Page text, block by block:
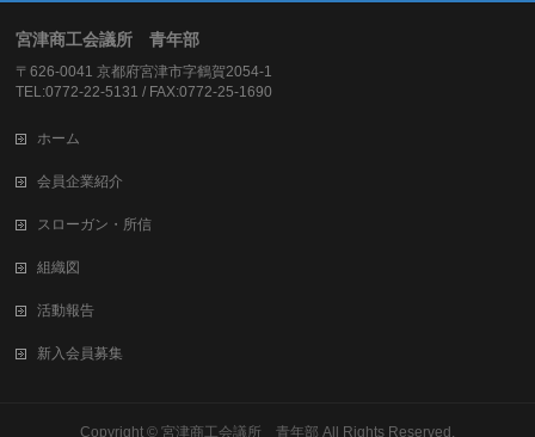
宮津商工会議所 青年部
〒626-0041 京都府宮津市字鶴賀2054-1
TEL:0772-22-5131 / FAX:0772-25-1690
ホーム
会員企業紹介
スローガン・所信
組織図
活動報告
新入会員募集
Copyright © 宮津商工会議所 青年部 All Rights Reserved.